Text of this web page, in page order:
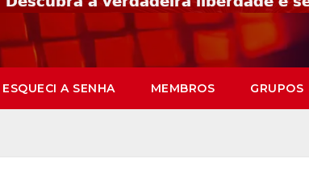
ESQUECI A SENHA MEMBROS GRUPOS